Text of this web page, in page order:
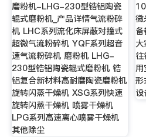
磨粉机-LHG-230型锆铝陶瓷
辊式磨粉机_产品详情气流粉碎
机 LHC系列流化床屏蔽对撞式
超微气流粉碎机 YQF系列超音
速气流粉碎机 磨粉机 LHG-
230型锆铝陶瓷辊式磨粉机 锆
铝复合新材料高耐磨陶瓷磨粉机
旋转闪蒸干燥机 XSG系列快速
旋转闪蒸干燥机 喷雾干燥机
LPG系列高速离心喷雾干燥机
其他除尘
微
备
用
形
设